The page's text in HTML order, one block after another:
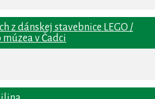
z dánskej stavebnice LEGO /
v Čadci